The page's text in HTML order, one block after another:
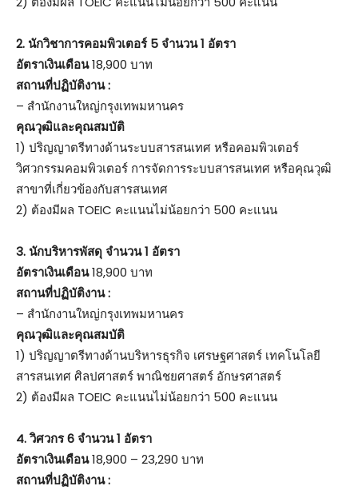
2. นักวิชาการคอมพิวเตอร์ 5 จำนวน 1 อัตรา
อัตราเงินเดือน18,900 บาท
สถานที่ปฏิบัติงาน :
– สำนักงานใหญ่กรุงเทพมหานคร
คุณวุฒิและคุณสมบัติ
1) ปริญญาตรีทางด้านระบบสารสนเทศ หรือคอมพิวเตอร์
วิศวกรรมคอมพิวเตอร์ การจัดการระบบสารสนเทศ หรือคุณวุฒิ
สาขาที่เกี่ยวข้องกับสารสนเทศ
2) ต้องมีผล TOEIC คะแนนไม่น้อยกว่า 500 คะแนน
3. นักบริหารพัสดุ จำนวน 1 อัตรา
อัตราเงินเดือน18,900 บาท
สถานที่ปฏิบัติงาน :
– สำนักงานใหญ่กรุงเทพมหานคร
คุณวุฒิและคุณสมบัติ
1) ปริญญาตรีทางด้านบริหารธุรกิจ เศรษฐศาสตร์ เทคโนโลยี
สารสนเทศ ศิลปศาสตร์ พาณิชยศาสตร์ อักษรศาสตร์
2) ต้องมีผล TOEIC คะแนนไม่น้อยกว่า 500 คะแนน
4.วิศวกร 6 จำนวน 1 อัตรา
อัตราเงินเดือน18,900 – 23,290 บาท
สถานที่ปฏิบัติงาน :